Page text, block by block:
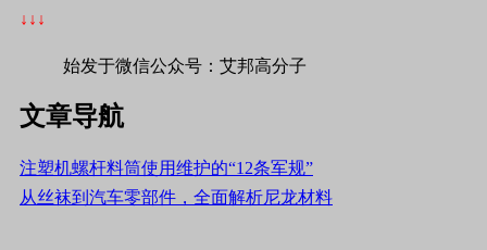
↓↓↓
始发于微信公众号：艾邦高分子
文章导航
注塑机螺杆料筒使用维护的“12条军规”
从丝袜到汽车零部件，全面解析尼龙材料